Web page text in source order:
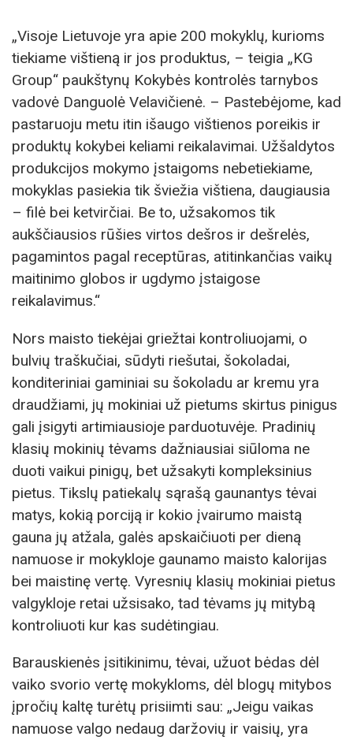
„Visoje Lietuvoje yra apie 200 mokyklų, kurioms
tiekiame vištieną ir jos produktus, – teigia „KG
Group“ paukštynų Kokybės kontrolės tarnybos
vadovė Danguolė Velavičienė. – Pastebėjome, kad
pastaruoju metu itin išaugo vištienos poreikis ir
produktų kokybei keliami reikalavimai. Užšaldytos
produkcijos mokymo įstaigoms nebetiekiame,
mokyklas pasiekia tik šviežia vištiena, daugiausia
– filė bei ketvirčiai. Be to, užsakomos tik
aukščiausios rūšies virtos dešros ir dešrelės,
pagamintos pagal receptūras, atitinkančias vaikų
maitinimo globos ir ugdymo įstaigose
reikalavimus.“
Nors maisto tiekėjai griežtai kontroliuojami, o
bulvių traškučiai, sūdyti riešutai, šokoladai,
konditeriniai gaminiai su šokoladu ar kremu yra
draudžiami, jų mokiniai už pietums skirtus pinigus
gali įsigyti artimiausioje parduotuvėje. Pradinių
klasių mokinių tėvams dažniausiai siūloma ne
duoti vaikui pinigų, bet užsakyti kompleksinius
pietus. Tikslų patiekalų sąrašą gaunantys tėvai
matys, kokią porciją ir kokio įvairumo maistą
gauna jų atžala, galės apskaičiuoti per dieną
namuose ir mokykloje gaunamo maisto kalorijas
bei maistinę vertę. Vyresnių klasių mokiniai pietus
valgykloje retai užsisako, tad tėvams jų mitybą
kontroliuoti kur kas sudėtingiau.
Barauskienės įsitikinimu, tėvai, užuot bėdas dėl
vaiko svorio vertę mokykloms, dėl blogų mitybos
įpročių kaltę turėtų prisiimti sau: „Jeigu vaikas
namuose valgo nedaug daržovių ir vaisių, yra